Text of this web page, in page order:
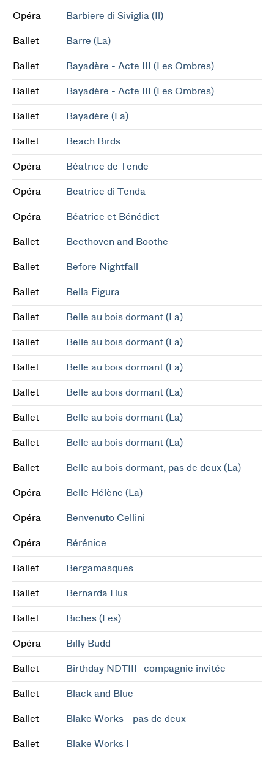
Opéra Barbiere di Siviglia (Il)
Ballet Barre (La)
Ballet Bayadère - Acte III (Les Ombres)
Ballet Bayadère - Acte III (Les Ombres)
Ballet Bayadère (La)
Ballet Beach Birds
Opéra Béatrice de Tende
Opéra Beatrice di Tenda
Opéra Béatrice et Bénédict
Ballet Beethoven and Boothe
Ballet Before Nightfall
Ballet Bella Figura
Ballet Belle au bois dormant (La)
Ballet Belle au bois dormant (La)
Ballet Belle au bois dormant (La)
Ballet Belle au bois dormant (La)
Ballet Belle au bois dormant (La)
Ballet Belle au bois dormant (La)
Ballet Belle au bois dormant, pas de deux (La)
Opéra Belle Hélène (La)
Opéra Benvenuto Cellini
Opéra Bérénice
Ballet Bergamasques
Ballet Bernarda Hus
Ballet Biches (Les)
Opéra Billy Budd
Ballet Birthday NDTIII -compagnie invitée-
Ballet Black and Blue
Ballet Blake Works - pas de deux
Ballet Blake Works I